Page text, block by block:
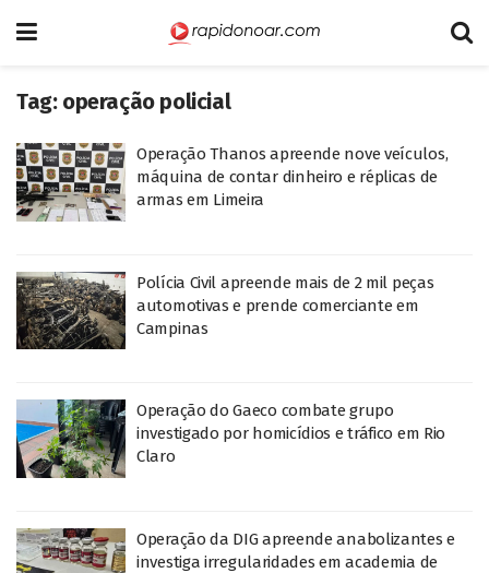
Tag: operação policial
Operação Thanos apreende nove veículos,
máquina de contar dinheiro e réplicas de
armas em Limeira
Polícia Civil apreende mais de 2 mil peças
automotivas e prende comerciante em
Campinas
Operação do Gaeco combate grupo
investigado por homicídios e tráfico em Rio
Claro
Operação da DIG apreende anabolizantes e
investiga irregularidades em academia de